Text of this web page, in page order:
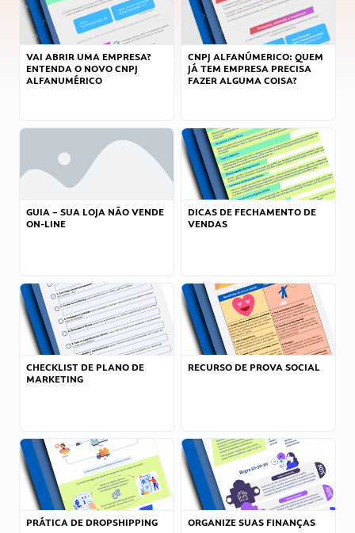
VAI ABRIR UMA EMPRESA?
ENTENDA O NOVO CNPJ
ALFANUMÉRICO
CNPJ ALFANÚMERICO: QUEM
JÁ TEM EMPRESA PRECISA
FAZER ALGUMA COISA?
GUIA – SUA LOJA NÃO VENDE
ON-LINE
DICAS DE FECHAMENTO DE
VENDAS
CHECKLIST DE PLANO DE
MARKETING
RECURSO DE PROVA SOCIAL
PRÁTICA DE DROPSHIPPING ORGANIZE SUAS FINANÇAS